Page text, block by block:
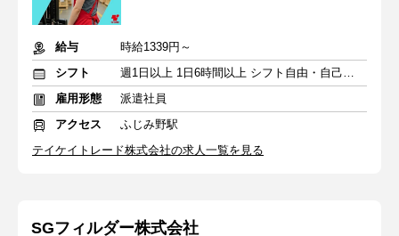
給与
時給1339円～
シフト
週1日以上 1日6時間以上 シフト自由・自己申告
雇用形態
派遣社員
アクセス
ふじみ野駅
テイケイトレード株式会社の求人一覧を見る
SGフィルダー株式会社